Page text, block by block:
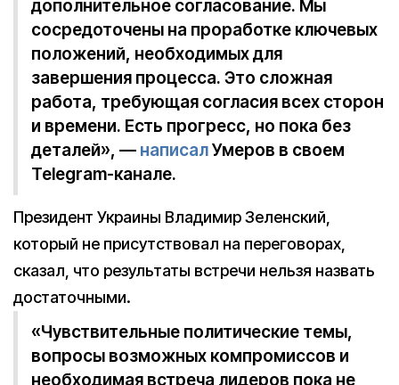
дополнительное согласование. Мы
сосредоточены на проработке ключевых
положений, необходимых для
завершения процесса. Это сложная
работа, требующая согласия всех сторон
и времени. Есть прогресс, но пока без
деталей», — написалУмеров в своем
Telegram-канале.
Президент Украины Владимир Зеленский,
который не присутствовал на переговорах,
сказал, что результаты встречи нельзя назвать
достаточными.
«Чувствительные политические темы,
вопросы возможных компромиссов и
необходимая встреча лидеров пока не